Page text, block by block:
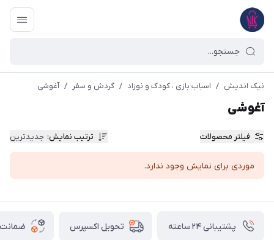
نیک اندیش / اسباب بازی ، کودک و نوزاد / گردش و سفر / آغوشی
آغوشی
فیلتر محصولات ترتیب نمایش: جدیدترین
موردی برای نمایش وجود ندارد.
پشتیبانی ۲۴ ساعته تحویل اکسپرس ضمانت